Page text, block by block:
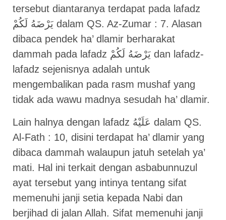
tersebut diantaranya terdapat pada lafadz
يَرْضَهُ لَكُمْ dalam QS. Az-Zumar : 7. Alasan
dibaca pendek ha’ dlamir berharakat
dammah pada lafadz يَرْضَهُ لَكُمْ dan lafadz-
lafadz sejenisnya adalah untuk
mengembalikan pada rasm mushaf yang
tidak ada wawu madnya sesudah ha’ dlamir.
Lain halnya dengan lafadz عَلَيْهُ dalam QS.
Al-Fath : 10, disini terdapat ha’ dlamir yang
dibaca dammah walaupun jatuh setelah ya’
mati. Hal ini terkait dengan asbabunnuzul
ayat tersebut yang intinya tentang sifat
memenuhi janji setia kepada Nabi dan
berjihad di jalan Allah. Sifat memenuhi janji